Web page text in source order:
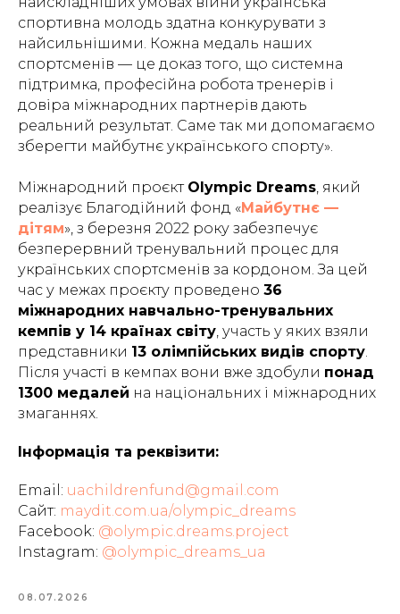
спортивна молодь здатна конкурувати з
найсильнішими. Кожна медаль наших
спортсменів — це доказ того, що системна
підтримка, професійна робота тренерів і
довіра міжнародних партнерів дають
реальний результат. Саме так ми допомагаємо
зберегти майбутнє українського спорту».
Міжнародний проєкт Olympic Dreams, який
реалізує Благодійний фонд «Майбутнє —
дітям», з березня 2022 року забезпечує
безперервний тренувальний процес для
українських спортсменів за кордоном. За цей
час у межах проєкту проведено 36
міжнародних навчально-тренувальних
кемпів у 14 країнах світу, участь у яких взяли
представники 13 олімпійських видів спорту.
Після участі в кемпах вони вже здобули понад
1300 медалей на національних і міжнародних
змаганнях.
Інформація та реквізити:
Email: uachildrenfund@gmail.com
Сайт: maydit.com.ua/olympic_dreams
Facebook: @olympic.dreams.project
Instagram: @olympic_dreams_ua
08.07.2026